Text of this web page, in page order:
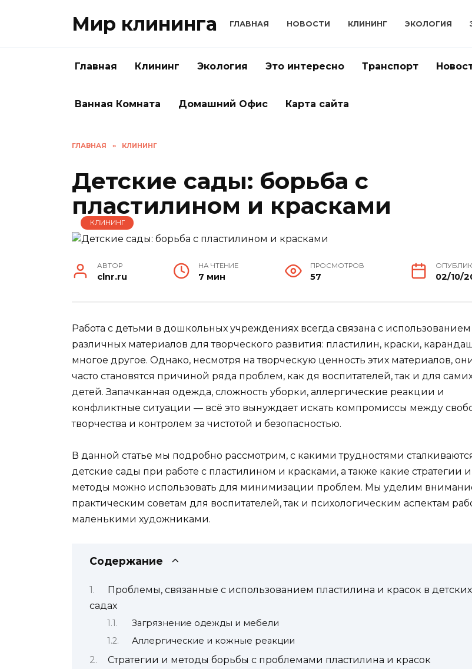
Мир клининга ГЛАВНАЯ НОВОСТИ КЛИНИНГ ЭКОЛОГИЯ
Главная Клининг Экология Это интересно Транспорт
Ванная Комната Домашний Офис Карта сайта
ГЛАВНАЯ » КЛИНИНГ
Детские сады: борьба с
пластилином и красками
КЛИНИНГ
АВТОР
clnr.ru
НА ЧТЕНИЕ
7 мин
ПРОСМОТРОВ
57 02/10/
Работа с детьми в дошкольных учреждениях всегда связана с использованием
различных материалов для творческого развития: пластилин, краски,
многое другое. Однако, несмотря на творческую ценность этих материалов,
часто становятся причиной ряда проблем, как дя воспитателей, так и для
детей. Запачканная одежда, сложность уборки, аллергические реакции и
конфликтные ситуации — всё это вынуждает искать компромиссы между
творчества и контролем за чистотой и безопасностью.
В данной статье мы подробно рассмотрим, с какими трудностями
детские сады при работе с пластилином и красками, а также какие стратегии и
методы можно использовать для минимизации проблем. Мы уделим
практическим советам для воспитателей, так и психологическим аспектам
маленькими художниками.
Содержание
Проблемы, связанные с использованием пластилина и красок в детских
садах
Загрязнение одежды и мебели
Аллергические и кожные реакции
Стратегии и методы борьбы с проблемами пластилина и красок